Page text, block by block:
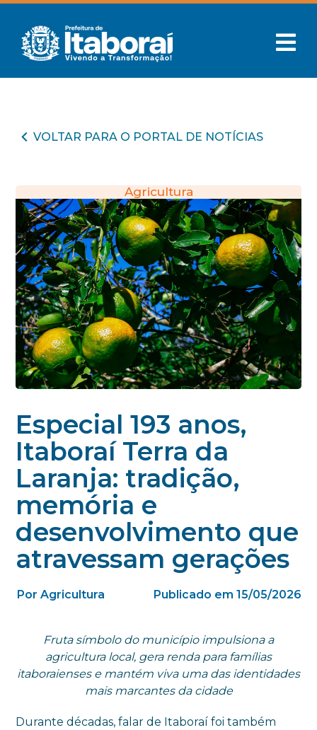
VOLTAR PARA O PORTAL DE NOTÍCIAS
Agricultura
Especial 193 anos,
Itaboraí Terra da
Laranja: tradição,
memória e
desenvolvimento que
atravessam gerações
Por Agricultura Publicado em 15/05/2026
Fruta símbolo do município impulsiona a
agricultura local, gera renda para famílias
itaboraienses e mantém viva uma das identidades
mais marcantes da cidade
Durante décadas, falar de Itaboraí foi também